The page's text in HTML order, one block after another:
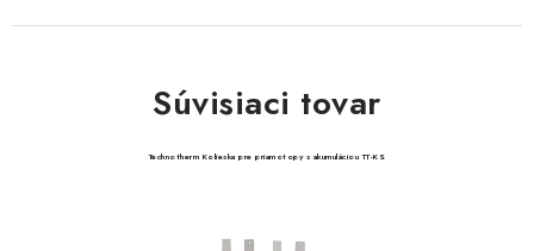
Súvisiaci tovar